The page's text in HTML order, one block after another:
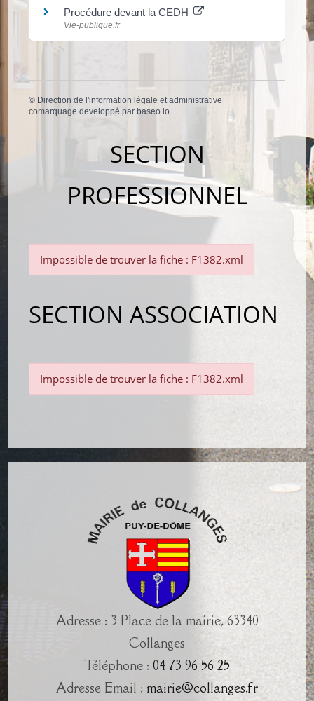
Procédure devant la CEDH
Vie-publique.fr
© Direction de l'information légale et administrative
comarquage developpé par baseo.io
SECTION
PROFESSIONNEL
Impossible de trouver la fiche : F1382.xml
SECTION ASSOCIATION
Impossible de trouver la fiche : F1382.xml
Adresse : 3 Place de la mairie, 63340
Collanges
Téléphone : 04 73 96 56 25
Adresse Email : mairie@collanges.fr